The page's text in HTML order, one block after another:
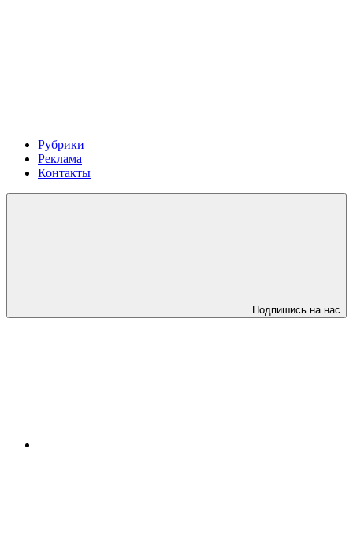
Рубрики
Реклама
Контакты
Подпишись на нас